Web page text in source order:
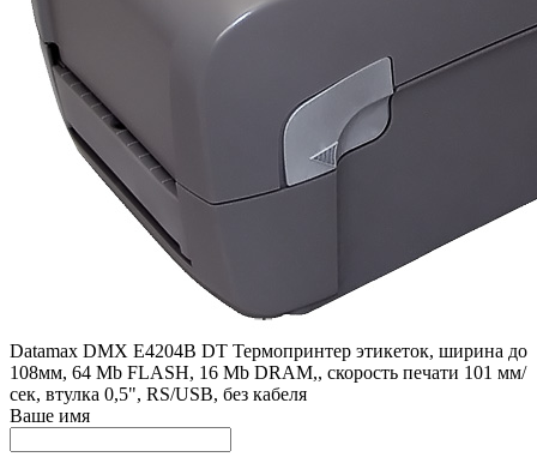
Datamax DMX E4204B DT Термопринтер этикеток, ширина до
108мм, 64 Mb FLASH, 16 Mb DRAM,, скорость печати 101 мм/
сек, втулка 0,5", RS/USB, без кабеля
Ваше имя